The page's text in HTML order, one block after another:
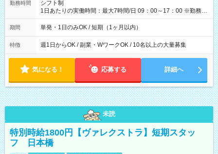
勤務時間
シフト制
1日あたりの実働時間：最大7時間/日 09：00～17：00 ※勤務時
間は 試験により異なります。
期間 単発・1日のみOK / 短期（1ヶ月以内）
特徴 週1日からOK / 副業・WワークOK / 10名以上の大量募集
気になる！ 応募する 詳細へ
未読
特別時給1800円【ヴァレクストラ】短期スタッ
フ 日本橋